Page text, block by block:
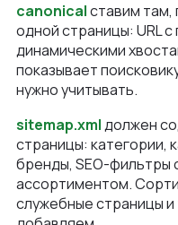
canonicalставим там,
одной страницы: URL
динамическими
показывает
нужно учитывать.
sitemap.xmlдолжен
страницы: категории,
бренды, SEO-фильтры
ассортиментом.
служебные страницы и